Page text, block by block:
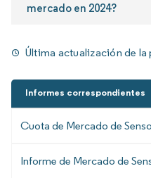
mercado en 2024?
Última actualización de la
Informes correspondientes
Cuota de Mercado de
Informe de Mercado de